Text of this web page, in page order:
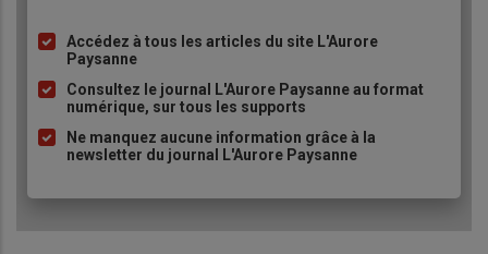
Liste
puce
Accédez à tous les articles du site L'Aurore
Paysanne
Consultez le journal L'Aurore Paysanne au format
numérique, sur tous les supports
Ne manquez aucune information grâce à la
newsletter du journal L'Aurore Paysanne